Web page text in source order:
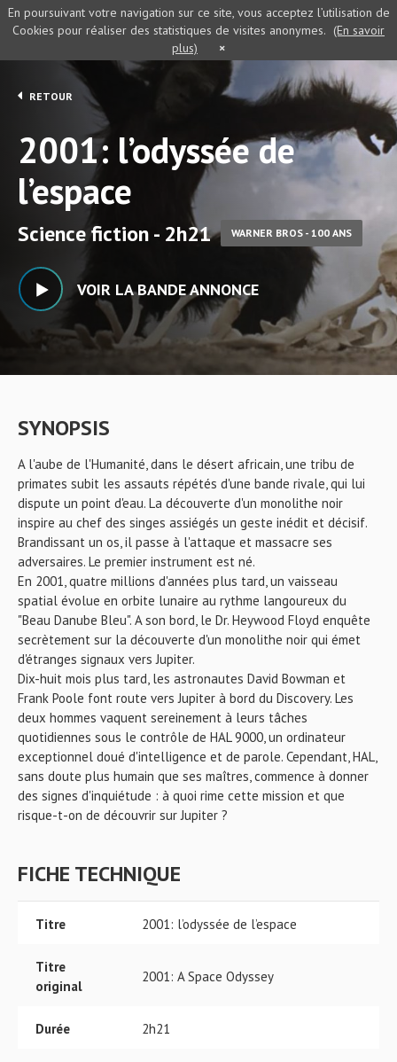
RETOUR
2001: l’odyssée de
l’espace
Science fiction - 2h21 WARNER BROS - 100 ANS
VOIR LA BANDE ANNONCE
SYNOPSIS
A l'aube de l'Humanité, dans le désert africain, une tribu de
primates subit les assauts répétés d'une bande rivale, qui lui
dispute un point d'eau. La découverte d'un monolithe noir
inspire au chef des singes assiégés un geste inédit et décisif.
Brandissant un os, il passe à l'attaque et massacre ses
adversaires. Le premier instrument est né.
En 2001, quatre millions d'années plus tard, un vaisseau
spatial évolue en orbite lunaire au rythme langoureux du
"Beau Danube Bleu". A son bord, le Dr. Heywood Floyd enquête
secrètement sur la découverte d'un monolithe noir qui émet
d'étranges signaux vers Jupiter.
Dix-huit mois plus tard, les astronautes David Bowman et
Frank Poole font route vers Jupiter à bord du Discovery. Les
deux hommes vaquent sereinement à leurs tâches
quotidiennes sous le contrôle de HAL 9000, un ordinateur
exceptionnel doué d'intelligence et de parole. Cependant, HAL,
sans doute plus humain que ses maîtres, commence à donner
des signes d'inquiétude : à quoi rime cette mission et que
risque-t-on de découvrir sur Jupiter ?
FICHE TECHNIQUE
Titre 2001: l’odyssée de l’espace
Titre
original
2001: A Space Odyssey
Durée 2h21
En poursuivant votre navigation sur ce site, vous acceptez l’utilisation de
Cookies pour réaliser des statistiques de visites anonymes. (En savoir
plus)
×